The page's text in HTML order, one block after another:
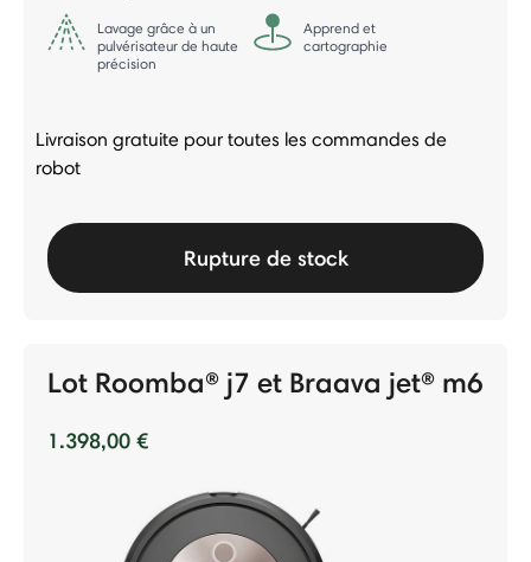
Lavage grâce à un
pulvérisateur de haute
précision
Apprend et
cartographie
Livraison gratuite pour toutes les commandes de
robot
Rupture de stock
Lot Roomba® j7 et Braava jet® m6
1.398,00 €